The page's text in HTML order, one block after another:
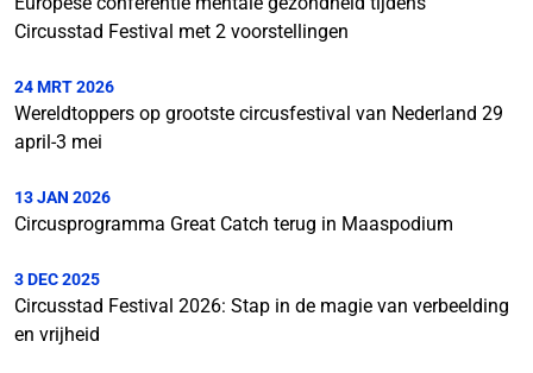
Circusstad Festival met 2 voorstellingen
24 MRT 2026
Wereldtoppers op grootste circusfestival van Nederland 29
april-3 mei
13 JAN 2026
Circusprogramma Great Catch terug in Maaspodium
3 DEC 2025
Circusstad Festival 2026: Stap in de magie van verbeelding
en vrijheid